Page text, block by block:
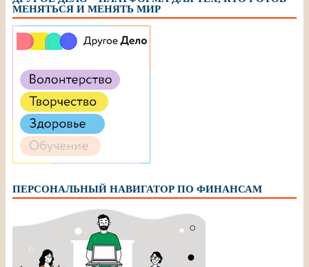
МЕНЯТЬСЯ И МЕНЯТЬ МИР
ПЕРСОНАЛЬНЫЙ НАВИГАТОР ПО ФИНАНСАМ